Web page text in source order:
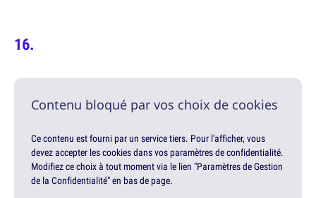
Contenu bloqué par vos choix de cookies
Ce contenu est fourni par un service tiers. Pour l'afficher, vous
devez accepter les cookies dans vos paramètres de confidentialité.
Modifiez ce choix à tout moment via le lien "Paramètres de Gestion
de la Confidentialité" en bas de page.